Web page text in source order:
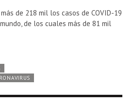
de 218 mil los casos de COVID-19
de los cuales más de 81 mil